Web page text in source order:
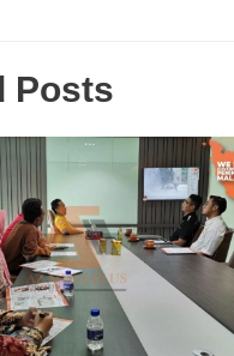
Posts